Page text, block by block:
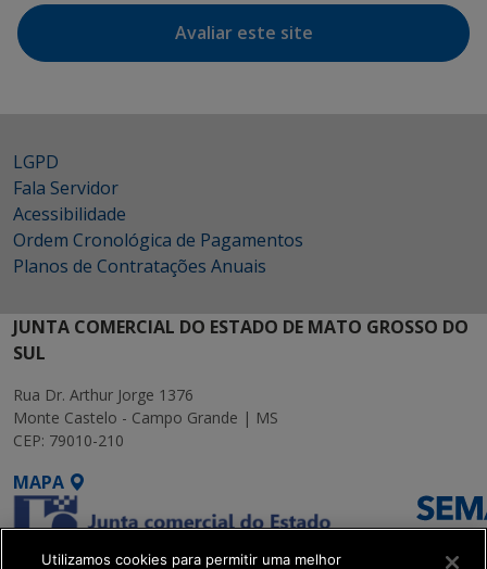
Avaliar este site
LGPD
Fala Servidor
Acessibilidade
Ordem Cronológica de Pagamentos
Planos de Contratações Anuais
JUNTA COMERCIAL DO ESTADO DE MATO GROSSO DO
SUL
Rua Dr. Arthur Jorge 1376
Monte Castelo - Campo Grande | MS
CEP: 79010-210
MAPA
Utilizamos cookies para permitir uma melhor